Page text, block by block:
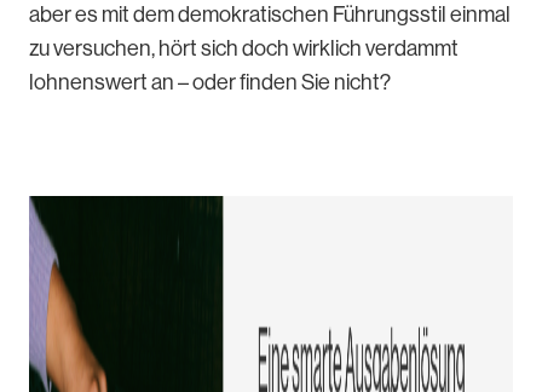
aber es mit dem demokratischen Führungsstil einmal
zu versuchen, hört sich doch wirklich verdammt
lohnenswert an – oder finden Sie nicht?